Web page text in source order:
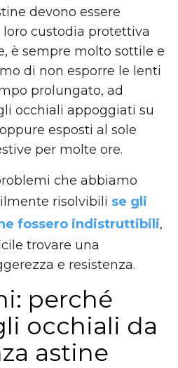
devono essere
custodia protettiva
è sempre molto sottile e
di non esporre le lenti
prolungato, ad
occhiali appoggiati su
esposti al sole
per molte ore.
che abbiamo
risolvibili se gli
fossero indistruttibili,
trovare una
e resistenza.
perché
occhiali da
astine